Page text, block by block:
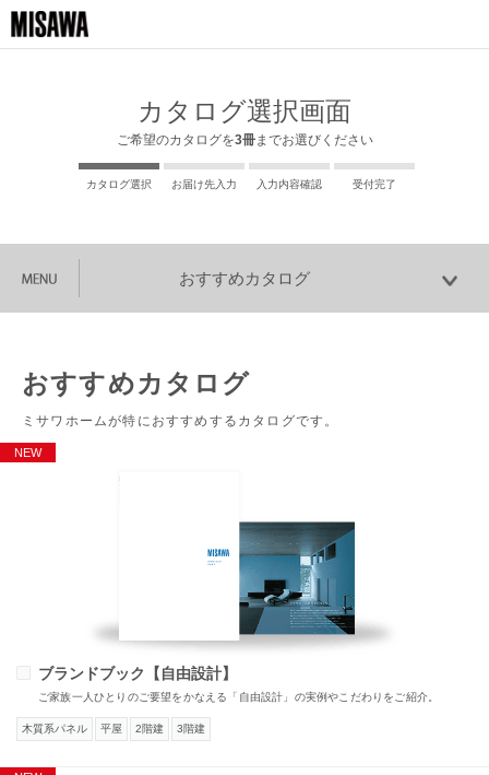
カタログ選択画面
ご希望のカタログを3冊までお選びください
カタログ選択 お届け先入力 入力内容確認 受付完了
おすすめカタログ
おすすめカタログ
ミサワホームが特におすすめするカタログです。
ブランドブック【自由設計】
ご家族一人ひとりのご要望をかなえる「自由設計」の実例やこだわりをご紹介。
木質系パネル 平屋 2階建 3階建